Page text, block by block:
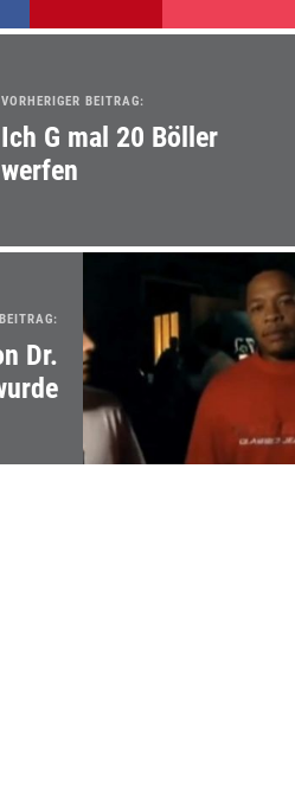
VORHERIGER BEITRAG:
Ich G mal 20 Böller
werfen
Dr.